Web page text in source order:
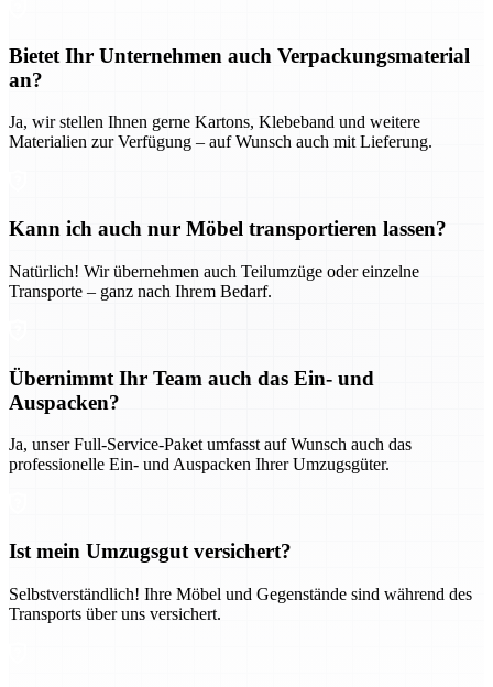
Bietet Ihr Unternehmen auch Verpackungsmaterial
an?
Ja, wir stellen Ihnen gerne Kartons, Klebeband und weitere
Materialien zur Verfügung – auf Wunsch auch mit Lieferung.
Kann ich auch nur Möbel transportieren lassen?
Natürlich! Wir übernehmen auch Teilumzüge oder einzelne
Transporte – ganz nach Ihrem Bedarf.
Übernimmt Ihr Team auch das Ein- und
Auspacken?
Ja, unser Full-Service-Paket umfasst auf Wunsch auch das
professionelle Ein- und Auspacken Ihrer Umzugsgüter.
Ist mein Umzugsgut versichert?
Selbstverständlich! Ihre Möbel und Gegenstände sind während des
Transports über uns versichert.